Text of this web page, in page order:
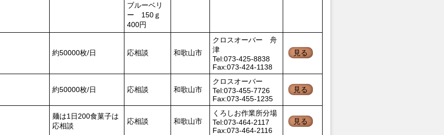
ブルーベリ
ー 150ｇ
400円
約50000枚/日 応相談 和歌山市
クロスオーバー 舟
津
Tel:073-425-8838
Fax:073-424-1138
見る
約50000枚/日 応相談 和歌山市
クロスオーバー
Tel:073-455-7726
Fax:073-455-1235
見る
麺は1日200食菓子は
応相談
応相談 和歌山市
くろしお作業所分場
Tel:073-464-2117
Fax:073-464-2116
見る